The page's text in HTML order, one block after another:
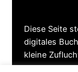
Diese Seite
digitales
kleine